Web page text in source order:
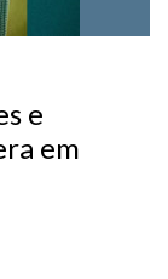
e
em